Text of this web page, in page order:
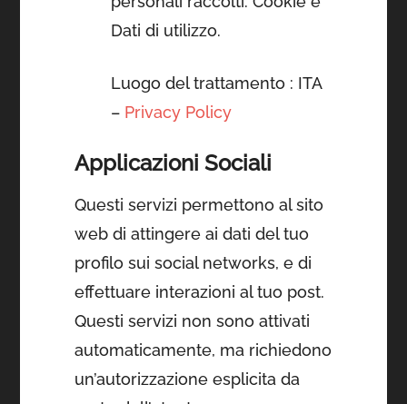
Dati di utilizzo.
Luogo del trattamento : ITA
– Privacy Policy
Applicazioni Sociali
Questi servizi permettono al sito
web di attingere ai dati del tuo
profilo sui social networks, e di
effettuare interazioni al tuo post.
Questi servizi non sono attivati
automaticamente, ma richiedono
un’autorizzazione esplicita da